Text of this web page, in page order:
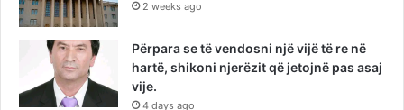
2 weeks ago
Përpara se të vendosni një vijë të re në
hartë, shikoni njerëzit që jetojnë pas asaj
vije.
4 days ago